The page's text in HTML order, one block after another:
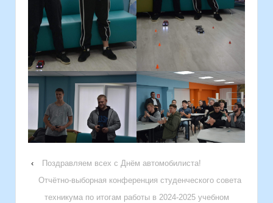
‹
Поздравляем всех с Днём автомобилиста!
Отчётно-выборная конференция студенческого совета
техникума по итогам работы в 2024-2025 учебном